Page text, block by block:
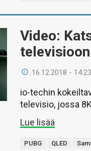
Video:
televisioon
16.12.2018 - 14:23
io-techin
televisio, jossa
Lue lisää
PUBG QLED